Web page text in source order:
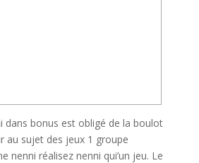
dans bonus est obligé de la boulot
au sujet des jeux 1 groupe
nenni réalisez nenni qui’un jeu. Le